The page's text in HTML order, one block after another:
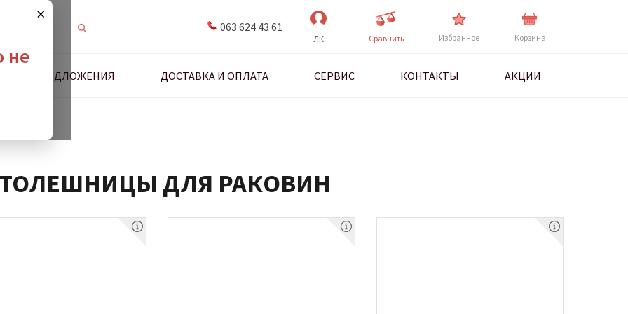
×
не
063 624 43 61
ЛК Cравнить Избранное Корзина
ПРЕДЛОЖЕНИЯ ДОСТАВКА И ОПЛАТА СЕРВИС КОНТАКТЫ АКЦИИ
ДЛЯ РАКОВИН